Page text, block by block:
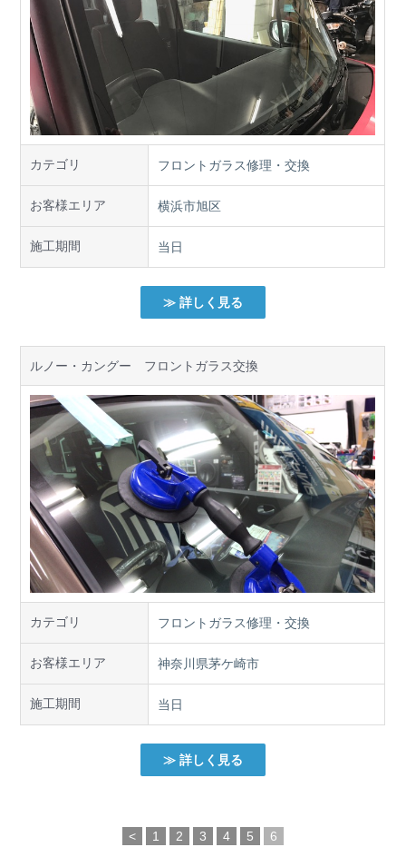
カテゴリ フロントガラス修理・交換
お客様エリア 横浜市旭区
施工期間 当日
≫ 詳しく見る
ルノー・カングー フロントガラス交換
カテゴリ フロントガラス修理・交換
お客様エリア 神奈川県茅ケ崎市
施工期間 当日
≫ 詳しく見る
< 1 2 3 4 5 6